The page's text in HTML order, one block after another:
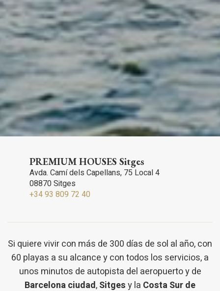
PREMIUM HOUSES Sitges
Avda. Camí­ dels Capellans, 75 Local 4
08870 Sitges
+34 93 809 72 40
Si quiere vivir con más de 300 días de sol al año, con
60 playas a su alcance y con todos los servicios, a
unos minutos de autopista del aeropuerto y de
Barcelona ciudad,Sitgesy la Costa Sur de